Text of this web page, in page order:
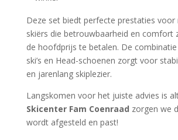
Deze set biedt perfecte prestaties voor
skiërs die betrouwbaarheid en comfort
de hoofdprijs te betalen. De combinatie
ski’s en Head-schoenen zorgt voor
en jarenlang skiplezier.
Langskomen voor het juiste advies is
Skicenter Fam Coenraad zorgen we
wordt afgesteld en past!